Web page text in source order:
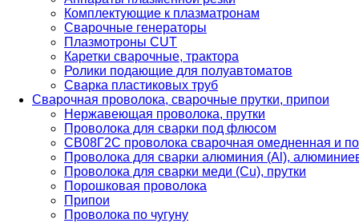
Комплектующие к плазматронам
Сварочные генераторы
Плазмотроны CUT
Каретки сварочные, трактора
Ролики подающие для полуавтоматов
Сварка пластиковых труб
Сварочная проволока, сварочные прутки, припои
Нержавеющая проволока, прутки
Проволока для сварки под флюсом
СВ08Г2С проволока сварочная омедненная и
Проволока для сварки алюминия (Al),
Проволока для сварки меди (Cu), прутки
Порошковая проволока
Припои
Проволока по чугуну